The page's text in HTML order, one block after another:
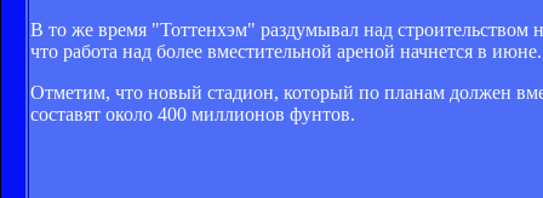
В то же время "Тоттенхэм" раздумывал над
что работа над более вместительной ареной начнется в июне.
Отметим, что новый стадион, который по планам должен
составят около 400 миллионов фунтов.